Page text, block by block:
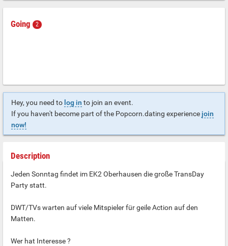
Going 2
Hey, you need to log in to join an event.
If you haven't become part of the Popcorn.dating experience join
now!
Description
Jeden Sonntag findet im EK2 Oberhausen die große TransDay
Party statt.
DWT/TVs warten auf viele Mitspieler für geile Action auf den
Matten.
Wer hat Interesse ?